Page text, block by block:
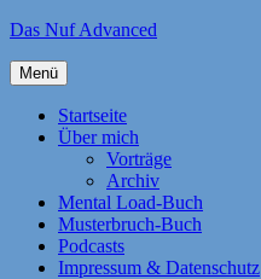
Zum
springen
Das Nuf Advanced
Menü
Startseite
Über mich
Vorträge
Archiv
Mental Load-Buch
Musterbruch-Buch
Podcasts
Impressum & Datenschutz